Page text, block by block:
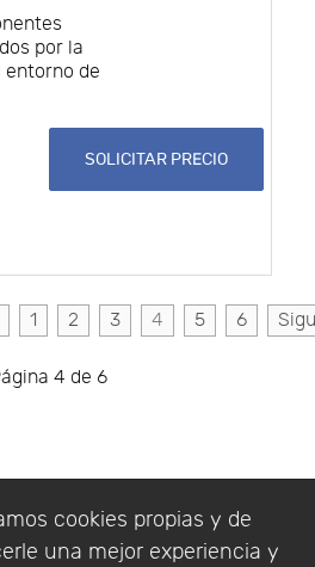
cookies propias y de
una mejor experiencia y
por la
de
SOLICITAR PRECIO
1 2 3 4 5 6
4 de 6